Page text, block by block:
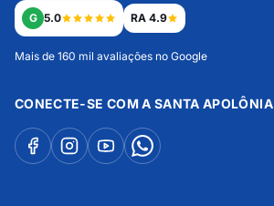
G 5.0 RA 4.9
Mais de 160 mil avaliações no Google
CONECTE-SE COM A SANTA APOLÔNIA